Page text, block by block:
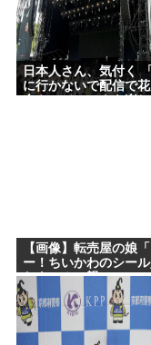
日本人さん、気付く
に行かないで配信で
【画像】転売屋の娘
ー！ちいかわのシー
たよー！」親
「！！！！！！」